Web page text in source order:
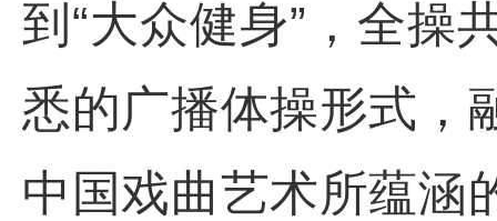
到“大众健身”，全操
悉的广播体操形式，
中国戏曲艺术所蕴涵